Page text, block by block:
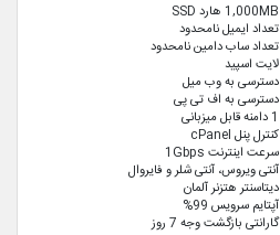
1,000MB هارد SSD
تعداد ایمیل نامحدود
تعداد ساب دامین نامحدود
لایت اسپید
دسترسی به وب میل
دسترسی به اف تی پی
1 دامنه قابل میزبانی
کنترل پنل cPanel
سرعت اینترنت 1Gbps
آنتی ویروس، آنتی شلر و فایروال
دیتاسنتر هتزنر آلمان
آپتایم سرویس 99%
گارانتی بازگشت وجه 7 روز